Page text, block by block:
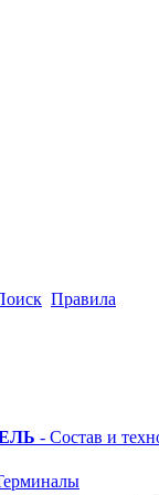
Правила
- Состав и